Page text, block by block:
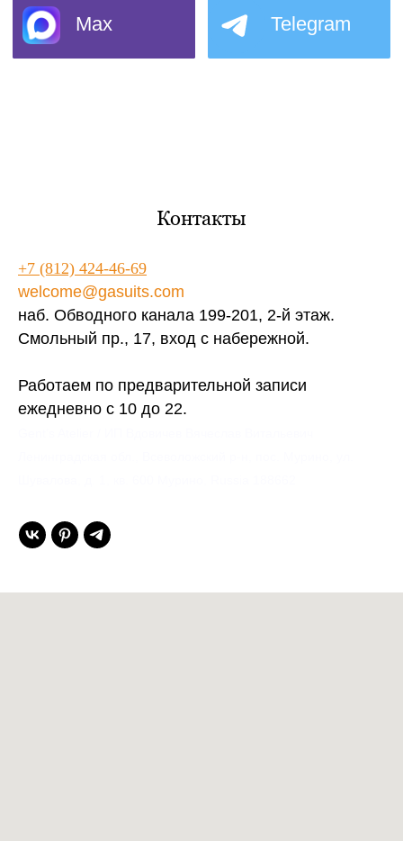
Контакты
+7 (812) 424-46-69
welcome@gasuits.com
наб. Обводного канала 199-201, 2-й этаж.
Смольный пр., 17, вход с набережной.
Работаем по предварительной записи
ежедневно с 10 до 22.